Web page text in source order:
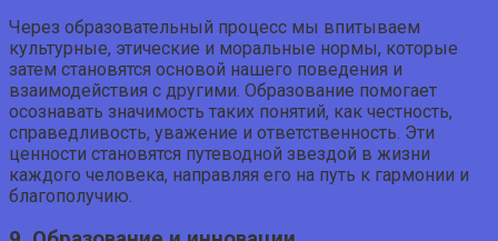
Через образовательный процесс мы впитываем
культурные, этические и моральные нормы, которые
затем становятся основой нашего поведения и
взаимодействия с другими. Образование помогает
осознавать значимость таких понятий, как честность,
справедливость, уважение и ответственность. Эти
ценности становятся путеводной звездой в жизни
каждого человека, направляя его на путь к гармонии и
благополучию.